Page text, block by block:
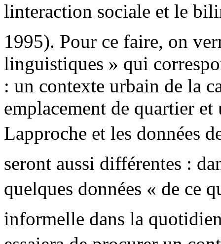
linteraction sociale et le
1995). Pour ce faire, on
linguistiques » qui
: un contexte urbain de la
emplacement de quartier
Lapproche et les données
seront aussi différentes :
quelques données « de ce
informelle dans la